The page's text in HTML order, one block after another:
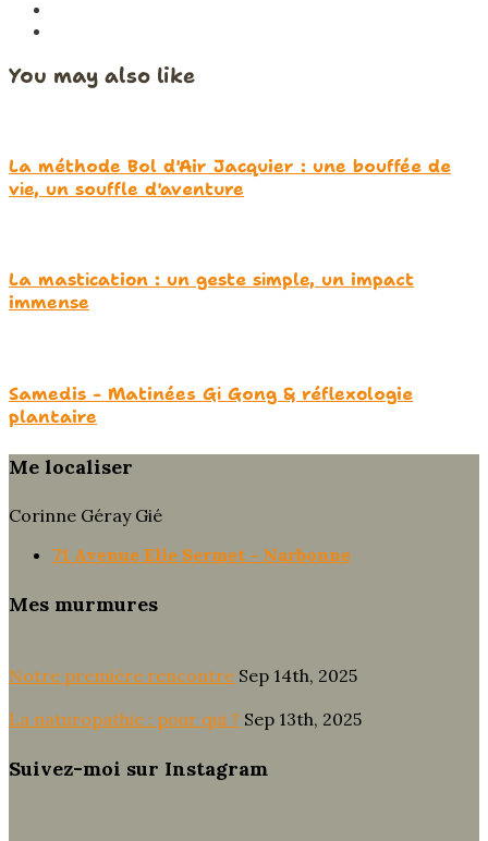
You may also like
La méthode Bol d'Air Jacquier : une bouffée de
vie, un souffle d'aventure
La mastication : un geste simple, un impact
immense
Samedis - Matinées Gi Gong & réflexologie
plantaire
Me localiser
Corinne Géray Gié
71 Avenue Elie Sermet – Narbonne
Mes murmures
Notre première rencontre Sep 14th, 2025
La naturopathie : pour qui ? Sep 13th, 2025
Suivez-moi sur Instagram